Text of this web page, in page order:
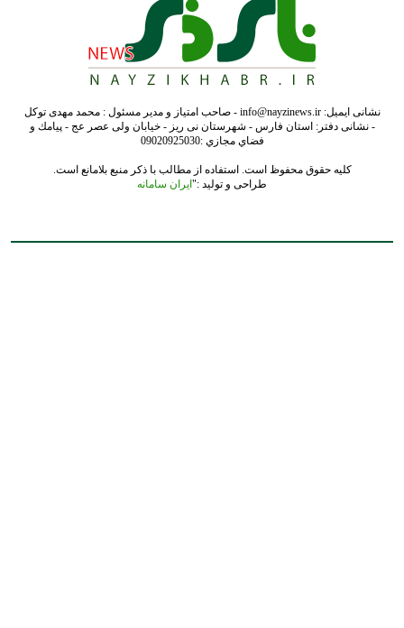
نشانی ایمیل: info@nayzinews.ir - صاحب امتیاز و مدیر مسئول : محمد مهدی توکل
- نشانی دفتر: استان فارس - شهرستان نی ریز - خیابان ولی عصر عج - پيامك و
فضاي مجازي :09020925030
کلیه حقوق محفوظ است. استفاده از مطالب با ذکر منبع بلامانع است.
طراحی و تولید :" ایران سامانه